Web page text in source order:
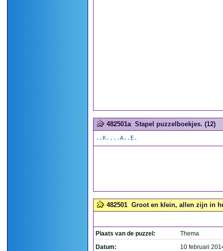
482501a Stapel puzzelboekjes. (12)
..K....A..E.
482501 Groot en klein, allen zijn in
Plaats van de puzzel:
Thema
Datum:
10 februari